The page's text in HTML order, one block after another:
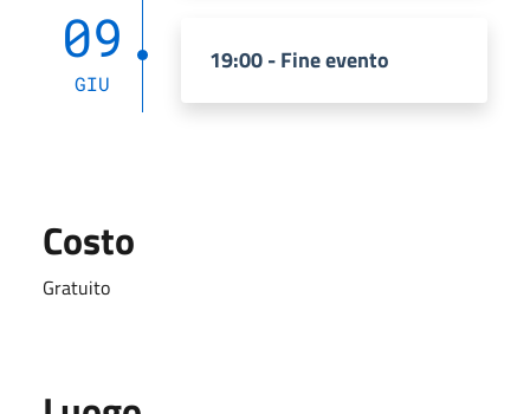
09
GIU
19:00 - Fine evento
Costo
Gratuito